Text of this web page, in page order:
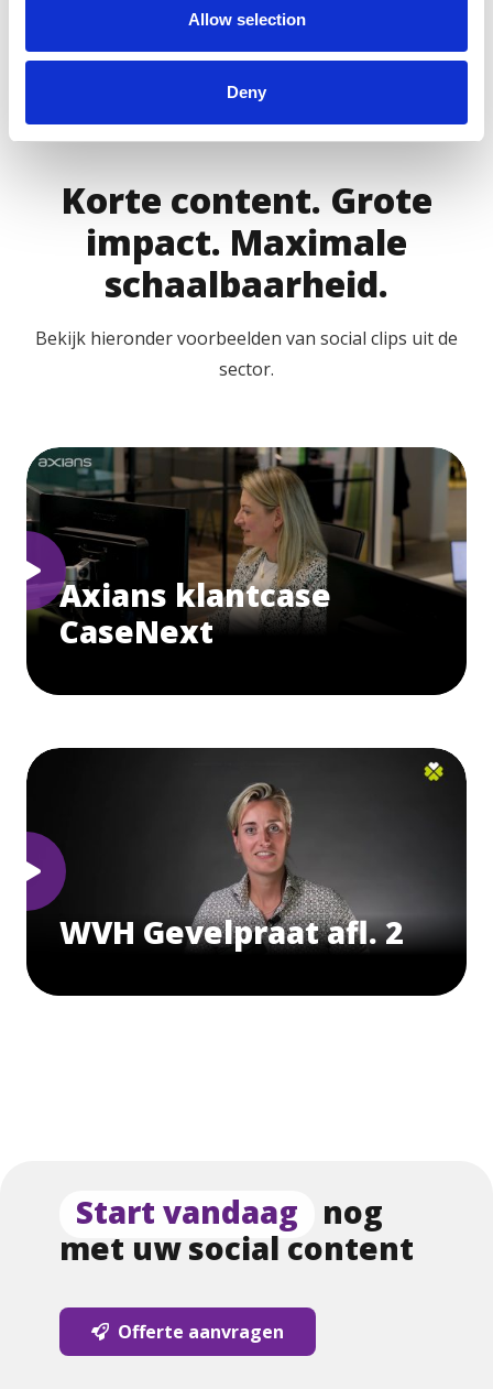
Allow selection
Deny
Korte content. Grote
impact. Maximale
schaalbaarheid.
Bekijk hieronder voorbeelden van social clips uit de
sector.
Axians klantcase
CaseNext
WVH Gevelpraat afl. 2
Start vandaag
nog
met uw social content
Offerte aanvragen